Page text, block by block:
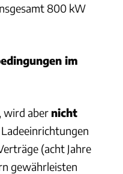
800 kW
im
, wird aber nicht
(acht Jahre
gewährleisten